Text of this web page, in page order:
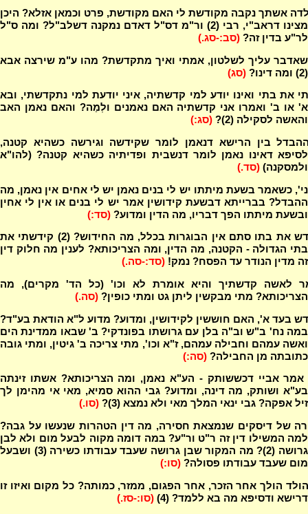
אשתך נקבה מקודשת לי האם מקודשת, פרט וכמאן אזלא? היכן
מצינו דראב"י, רבי (2) ור"מ דס"ל דאדם נמקנה דשלב"ל? ומה ס"ל
לר"ע בדין זה? (סב:-סג.)
עליך לשלטון, אמתי ואיך מתקדשת? מהו ע"מ שירצה אבא
(2) ומה דינו?
(סג)
את בתי ואינו יודע למי קדשתיה, איני יודעת למי נתקדשתי, ובא
א' או ב' ואמרו אני קדשתיה האם נאמנים ולְמַה? והאם נאמן האב
והאשה לסקילה (2)?
(סג:)
בין הרישא דנאמן לומר שקידשה וגירשה כשהיא קטנה,
לסיפא דאינו נאמן לומר דנשבית ופדיתיה כשהיא קטנה? (להו"א
ולמסקנה) (סד.)
כשאמר בשעת מיתתו יש לי בנים נאמן יש לי אחים אין נאמן, מה
ההבדל? בברייתא דבשעת קידושין אמר יש לי בנים או אין לי אחין
ובשעת מיתתו הפך דבריו, מה הדין ומדוע? (סד:)
המקדש את בתו סתם אין הבוגרות בכלל, מה החידוש? (2) קידשתי את
בתי הגדולה - הקטנה, מה הדין, ומה הצריכותא? לענין מה חלוק דין
זה מדין הנודר עד הפסח? נמק! (סד:-סה.)
לאשה קדשתיך והיא אומרת לא וכו' (כל הד' מקרים), מה
הצריכותא? מתי מבקשין ליתן גט ומתי כופין? (סה.)
בעד א', האם חוששין לקידושין, ומדוע? מדוע ל"א הודאת בע"ד?
במה נח' ב"ש וב"ה בלן עם גרושתו בפונדקי? ב' שבאו ממדינת הים
ואשה עמהם וחבילה עמהם, ז"א וכו', מתי צריכה ב' גיטין, ומתי גובה
כתובתה מן החבילה? (סה:)
אביי דכששותק - הע"א נאמן, ומה הצריכותא? אשתו זינתה
בע"א ושותק, מה דינה, ומדוע? גבי ההוא סמיא, מאי אי מהימן לך
זיל אפקה? גבי ינאי המלך מאי ולא נמצא (3)?
(סו.)
של דיסקים שנמצאת חסירה, מה דין הטהרות שנעשו על גבה?
למה המשילו דין זה ר"ט ור"ע? במה דומה מקוה לבעל מום ולא לבן
גרושה (2)? מה המקור שבן גרושה שעבד עבודתו כשירה (3) ושבעל
מום שעבד עבודתו פסולה? (סו:)
הולך אחר הזכר, אחר הפגום, ממזר, כמותה? כל מקום ואיזו זו
דרישא ודסיפא מה בא ללמד? (4)
(סו:-סז.)